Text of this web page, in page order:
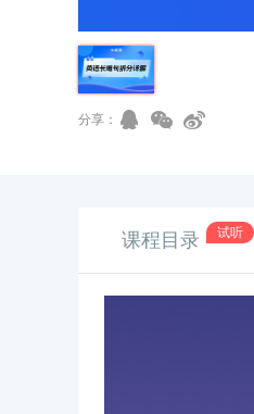
分享：
课程目录 试听